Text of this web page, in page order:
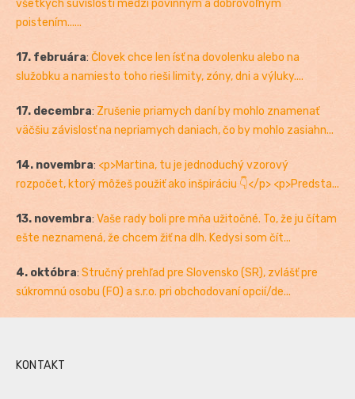
všetkých súvislostí medzi povinným a dobrovoľným
poistením......
17. februára: Človek chce len ísť na dovolenku alebo na
služobku a namiesto toho rieši limity, zóny, dni a výluky....
17. decembra: Zrušenie priamych daní by mohlo znamenať
väčšiu závislosť na nepriamych daniach, čo by mohlo zasiahn...
14. novembra: <p>Martina, tu je jednoduchý vzorový
rozpočet, ktorý môžeš použiť ako inšpiráciu 👇</p> <p>Predsta...
13. novembra: Vaše rady boli pre mňa užitočné. To, že ju čítam
ešte neznamená, že chcem žiť na dlh. Kedysi som čít...
4. októbra: Stručný prehľad pre Slovensko (SR), zvlášť pre
súkromnú osobu (FO) a s.r.o. pri obchodovaní opcií/de...
KONTAKT